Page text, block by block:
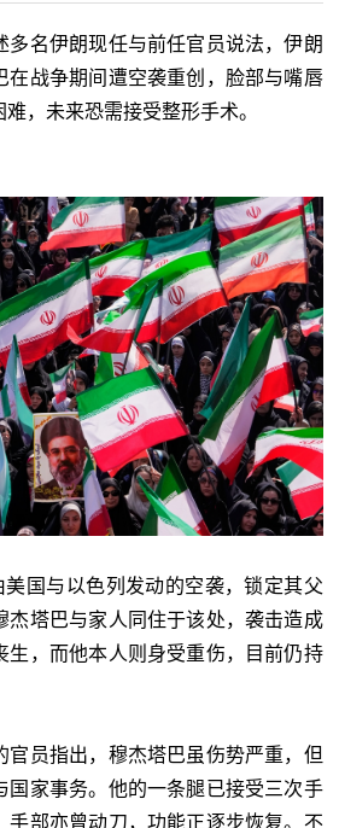
多名伊朗现任与前任官员说法，伊朗
在战争期间遭空袭重创，脸部与嘴唇
，未来恐需接受整形手术。
国与以色列发动的空袭，锁定其父
杰塔巴与家人同住于该处，袭击造成
生，而他本人则身受重伤，目前仍持
官员指出，穆杰塔巴虽伤势严重，但
国家事务。他的一条腿已接受三次手
手部亦曾动刀，功能正逐步恢复。不